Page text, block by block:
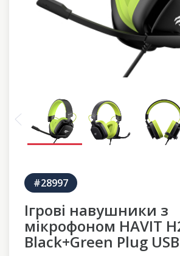
#28997
Ігрові навушники з
мікрофоном HAVIT
Black+Green Plug